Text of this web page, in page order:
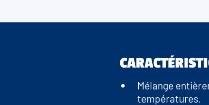
Mélange
températures.